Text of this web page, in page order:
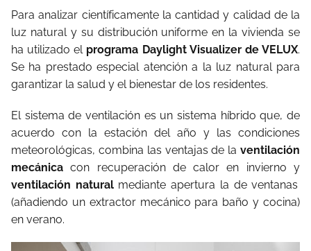
Para analizar científicamente la cantidad y calidad de la
luz natural y su distribución uniforme en la vivienda se
ha utilizado el programa Daylight Visualizer de VELUX.
Se ha prestado especial atención a la luz natural para
garantizar la salud y el bienestar de los residentes.
El sistema de ventilación es un sistema híbrido que, de
acuerdo con la estación del año y las condiciones
meteorológicas, combina las ventajas de la ventilación
mecánica con recuperación de calor en invierno y
ventilación naturalmediante apertura la de ventanas
(añadiendo un extractor mecánico para baño y cocina)
en verano.